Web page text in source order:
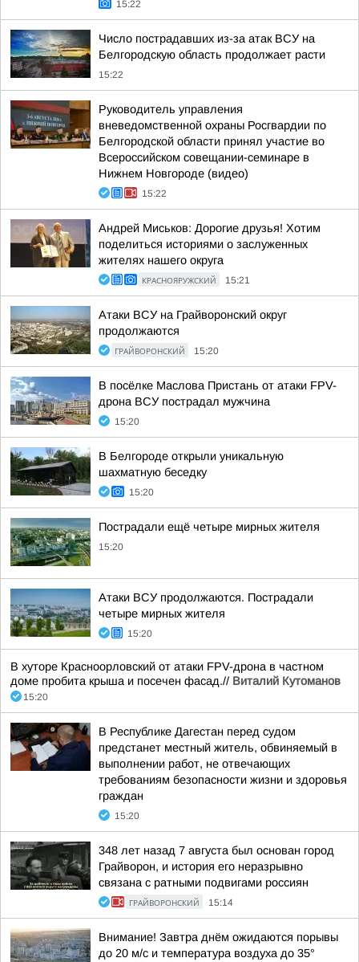
15:22
Число пострадавших из-за атак ВСУ на
Белгородскую область продолжает расти
15:22
Руководитель управления
вневедомственной охраны Росгвардии по
Белгородской области принял участие во
Всероссийском совещании-семинаре в
Нижнем Новгороде (видео)
15:22
Андрей Миськов: Дорогие друзья! Хотим
поделиться историями о заслуженных
жителях нашего округа
КРАСНОЯРУЖСКИЙ 15:21
Атаки ВСУ на Грайворонский округ
продолжаются
ГРАЙВОРОНСКИЙ 15:20
В посёлке Маслова Пристань от атаки FPV-
дрона ВСУ пострадал мужчина
15:20
В Белгороде открыли уникальную
шахматную беседку
15:20
Пострадали ещё четыре мирных жителя
15:20
Атаки ВСУ продолжаются. Пострадали
четыре мирных жителя
15:20
В хуторе Красноорловский от атаки FPV-дрона в частном
доме пробита крыша и посечен фасад.// Виталий Кутоманов
15:20
В Республике Дагестан перед судом
предстанет местный житель, обвиняемый в
выполнении работ, не отвечающих
требованиям безопасности жизни и здоровья
граждан
15:20
348 лет назад 7 августа был основан город
Грайворон, и история его неразрывно
связана с ратными подвигами россиян
ГРАЙВОРОНСКИЙ 15:14
Внимание! Завтра днём ожидаются порывы
до 20 м/с и температура воздуха до 35°